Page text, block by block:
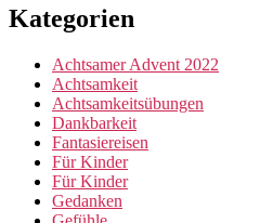
Kategorien
Achtsamer Advent 2022
Achtsamkeit
Achtsamkeitsübungen
Dankbarkeit
Fantasiereisen
Für Kinder
Für Kinder
Gedanken